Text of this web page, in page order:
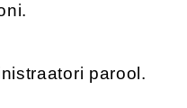
parool.